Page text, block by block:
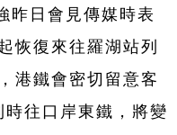
昨日會見傳媒時表
恢復來往羅湖站列
港鐵會密切留意客
往口岸東鐵，將變